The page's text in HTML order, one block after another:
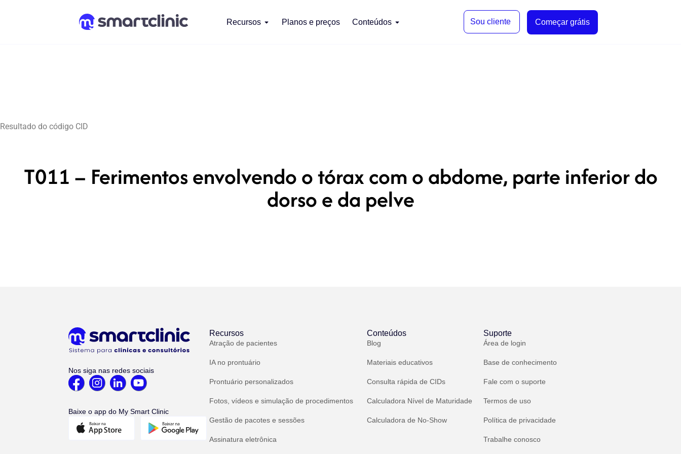
Recursos Planos e preços Conteúdos Sou cliente Começar grátis
Resultado do código CID
T011 – Ferimentos envolvendo o tórax com o abdome, parte inferior do
dorso e da pelve
Nos siga nas redes sociais
Baixe o app do My Smart Clinic
Recursos
Atração de pacientes
IA no prontuário
Prontuário personalizados
Fotos, vídeos e simulação de procedimentos
Gestão de pacotes e sessões
Assinatura eletrônica
Conteúdos
Blog
Materiais educativos
Consulta rápida de CIDs
Calculadora Nível de Maturidade
Calculadora de No-Show
Suporte
Área de login
Base de conhecimento
Fale com o suporte
Termos de uso
Política de privacidade
Trabalhe conosco